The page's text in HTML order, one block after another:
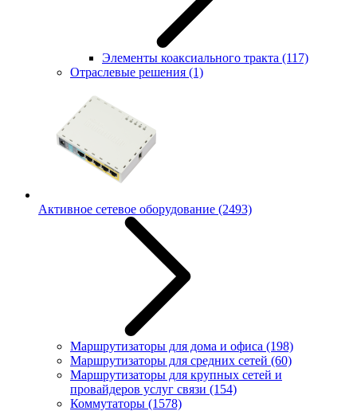
Элементы коаксиального тракта (117)
Отраслевые решения (1)
Активное сетевое оборудование (2493)
Маршрутизаторы для дома и офиса (198)
Маршрутизаторы для средних сетей (60)
Маршрутизаторы для крупных сетей и
провайдеров услуг связи (154)
Коммутаторы (1578)